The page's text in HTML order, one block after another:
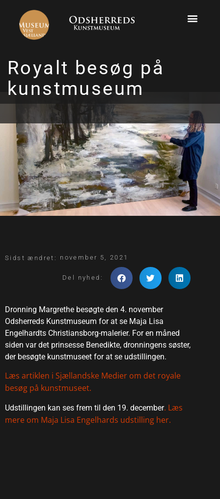
Royalt besøg på
kunstmuseum
Sidst ændret: november 5, 2021
Del nyhed:
Dronning Margrethe besøgte den 4. november
Odsherreds Kunstmuseum for at se Maja Lisa
Engelhardts Christiansborg-malerier. For en måned
siden var det prinsesse Benedikte, dronningens søster,
der besøgte kunstmuseet for at se udstillingen.
Læs artiklen i Sjællandske Medier om det royale
besøg på kunstmuseet.
Udstillingen kan ses frem til den 19. december. Læs
mere om Maja Lisa Engelhards udstilling her.